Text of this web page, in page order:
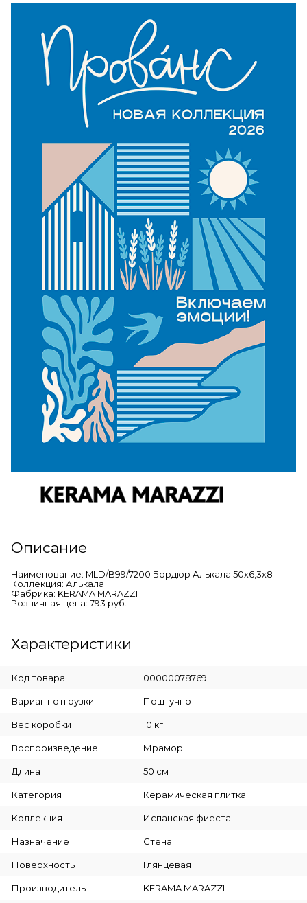
Описание
Наименование: MLD/B99/7200 Бордюр Алькала 50х6,3х8
Коллекция: Алькала
Фабрика: KERAMA MARAZZI
Розничная цена: 793 руб.
Характеристики
Код товара 00000078769
Вариант отгрузки Поштучно
Вес коробки 10 кг
Воспроизведение Мрамор
Длина 50 см
Категория Керамическая плитка
Коллекция Испанская фиеста
Назначение Стена
Поверхность Глянцевая
Производитель KERAMA MARAZZI